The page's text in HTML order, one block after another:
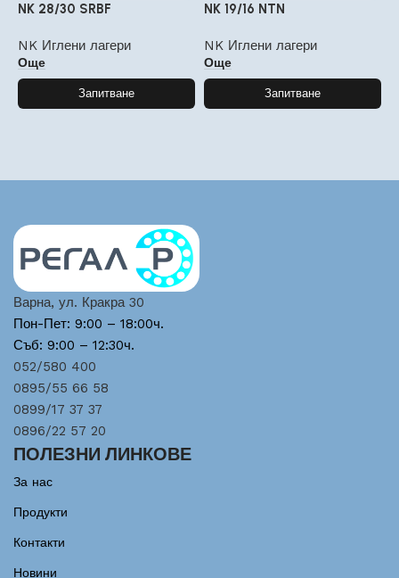
NK 28/30 SRBF
NK Иглени лагери
Още
Запитване
NK 19/16 NTN
NK Иглени лагери
Още
Запитване
Варна, ул. Кракра 30
Пон-Пет: 9:00 – 18:00ч.
Съб: 9:00 – 12:30ч.
052/580 400
0895/55 66 58
0899/17 37 37
0896/22 57 20
ПОЛЕЗНИ ЛИНКОВЕ
За нас
Продукти
Контакти
Новини